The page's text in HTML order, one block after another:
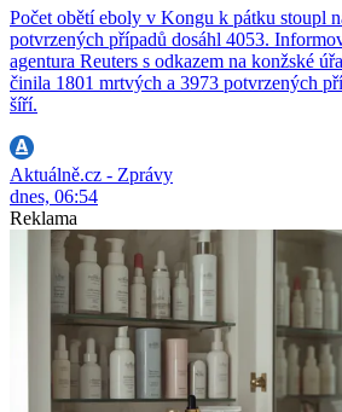
Počet obětí eboly v Kongu k pátku stoupl
potvrzených případů dosáhl 4053.
agentura Reuters s odkazem na konžské
činila 1801 mrtvých a 3973 potvrzených
šíří.
Aktuálně.cz - Zprávy
dnes, 06:54
Reklama